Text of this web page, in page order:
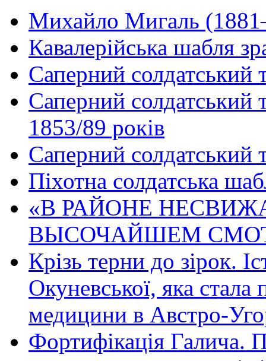
Михайло Мигаль
Кавалерійська шабля
Саперний солдатський
Саперний солдатський
1853/89 років
Саперний солдатський
Піхотна солдатська
«В РАЙОНЕ
ВЫСОЧАЙШЕМ
Крізь терни до зірок.
Окуневської, яка
медицини в Австро-
Фортифікація Галича.